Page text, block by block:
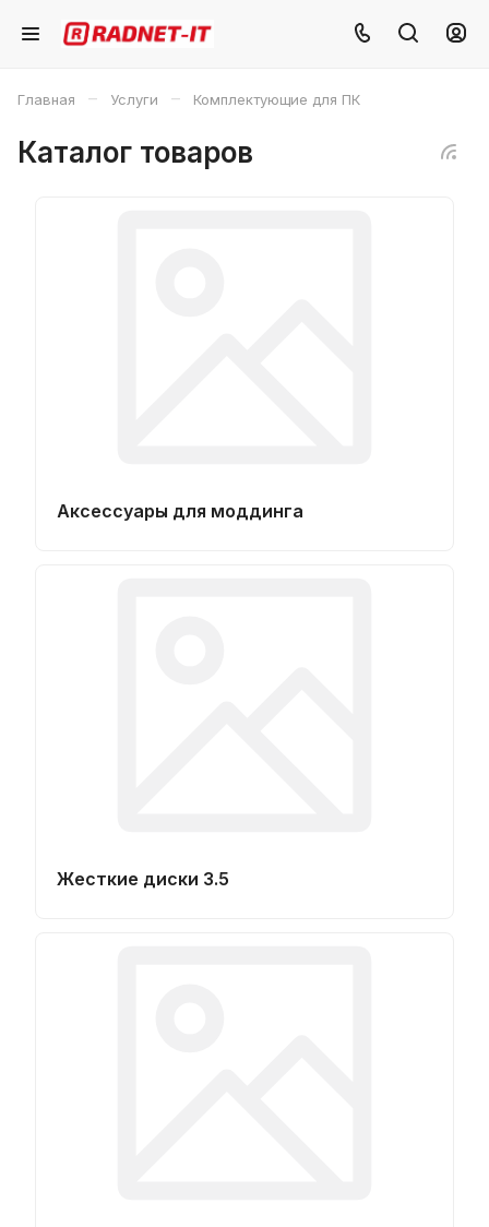
Главная – Услуги – Комплектующие для ПК
Каталог товаров
Аксессуары для моддинга
Жесткие диски 3.5